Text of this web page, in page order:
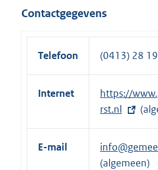
Contactgegevens
Telefoon (0413) 28
Internet
E
x
t
e
r
https://
rst.nl
E-mail
(algemeen)